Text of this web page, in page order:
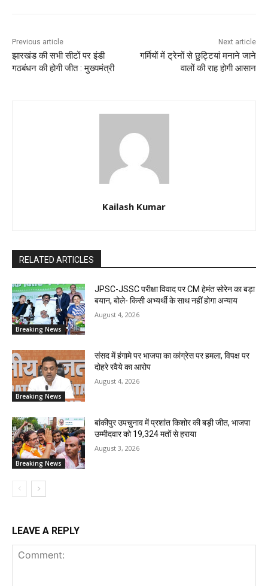
Previous article
झारखंड की सभी सीटों पर इंडी
गठबंधन की होगी जीत : मुख्यमंत्री
Next article
गर्मियों में ट्रेनों से छुट्टियां मनाने जाने
वालों की राह होगी आसान
Kailash Kumar
RELATED ARTICLES
Breaking News
JPSC-JSSC परीक्षा विवाद पर CM हेमंत सोरेन का बड़ा
बयान, बोले- किसी अभ्यर्थी के साथ नहीं होगा अन्याय
August 4, 2026
Breaking News
संसद में हंगामे पर भाजपा का कांग्रेस पर हमला, विपक्ष पर
दोहरे रवैये का आरोप
August 4, 2026
Breaking News
बांकीपुर उपचुनाव में प्रशांत किशोर की बड़ी जीत, भाजपा
उम्मीदवार को 19,324 मतों से हराया
August 3, 2026
LEAVE A REPLY